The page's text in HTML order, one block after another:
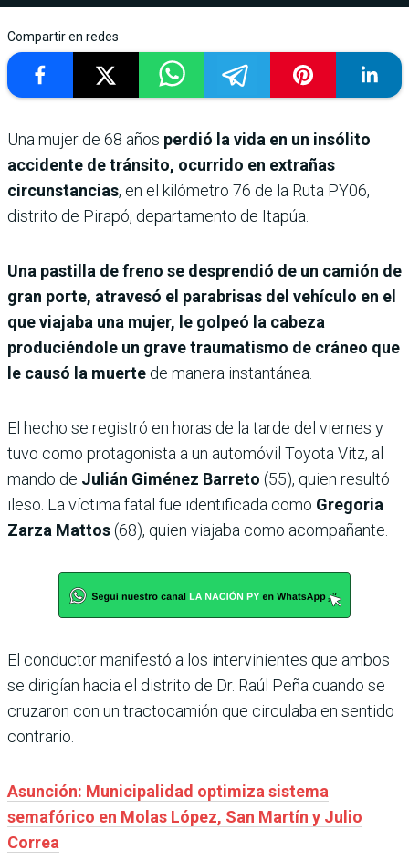
Compartir en redes
Una mujer de 68 años perdió la vida en un insólito
accidente de tránsito, ocurrido en extrañas
circunstancias, en el kilómetro 76 de la Ruta PY06,
distrito de Pirapó, departamento de Itapúa.
Una pastilla de freno se desprendió de un camión de
gran porte, atravesó el parabrisas del vehículo en el
que viajaba una mujer, le golpeó la cabeza
produciéndole un grave traumatismo de cráneo que
le causó la muerte de manera instantánea.
El hecho se registró en horas de la tarde del viernes y
tuvo como protagonista a un automóvil Toyota Vitz, al
mando de Julián Giménez Barreto (55), quien resultó
ileso. La víctima fatal fue identificada como Gregoria
Zarza Mattos(68), quien viajaba como acompañante.
El conductor manifestó a los intervinientes que ambos
se dirigían hacia el distrito de Dr. Raúl Peña cuando se
cruzaron con un tractocamión que circulaba en sentido
contrario.
Asunción: Municipalidad optimiza sistema
semafórico en Molas López, San Martín y Julio
Correa